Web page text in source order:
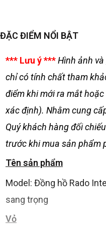
ĐẶC ĐIỂM NỔI BẬT
*** Lưu ý ***Hình ảnh
chỉ có tính chất tham
điểm khi mới ra mắt
xác định). Nhằm cung
Quý khách hàng đối
trước khi mua sản phẩm
Tên sản phẩm
Model: Đồng hồ Rado
sang trọng
Vỏ